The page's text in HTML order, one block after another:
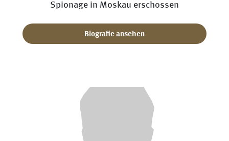
Spionage in Moskau erschossen
Biografie ansehen